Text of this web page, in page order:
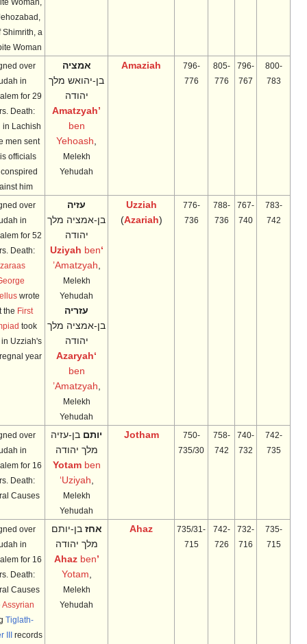
and Jehozabad,
son of Shimrith, a
Moabite Woman.
796-
767
805-
776
796-
776
Amaziah
אמציה
בן-יהואש מלך
Yehoash
Melekh
Yehudah
Reigned over
Judah in
Jerusalem for 29
years. Death:
Killed in Lachish
by the men sent
by his officials
who conspired
against him.
767-
740
788-
736
776-
736
Uzziah
(
Azariah
)
בן-אמציה מלך
’Amatzyah
Melekh
Yehudah
בן-אמציה מלך
’Amatzyah
Melekh
Yehudah
Reigned over
Judah in
Jerusalem for 52
years. Death:
Tzaraas
George
Syncellus
wrote
that the
Olympiad
took
place in Uzziah's
48th regnal year.
740-
732
758-
742
750-
735/30
Jotham יותם
בן-עזיה
מלך יהודה
Yotam
‘Uziyah
Melekh
Yehudah
Reigned over
Judah in
Jerusalem for 16
years. Death:
Natural Causes
732-
716
742-
726
735/31-
715
Ahaz
בן-יותם
מלך יהודה
Yotam
Melekh
Yehudah
Reigned over
Judah in
Jerusalem for 16
years. Death:
Natural Causes
TheAssyrian
kingTiglath-
Pileser IIIrecords